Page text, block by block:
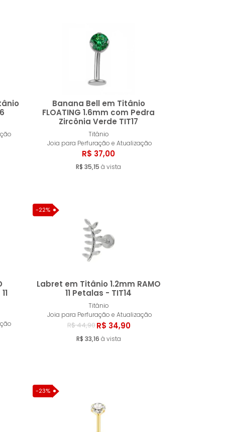
Banana Bell em Titânio
FLOATING 1.6mm com Pedra
Zircônia Verde TIT17
Titânio
Joia para Perfuração e Atualização
R$ 37,00
R$ 35,15 à vista
Comprar
-22%
Labret em Titânio 1.2mm RAMO
11 Petalas - TIT14
Titânio
Joia para Perfuração e Atualização
R$ 44,90R$ 34,90
R$ 33,16 à vista
Comprar
-23%